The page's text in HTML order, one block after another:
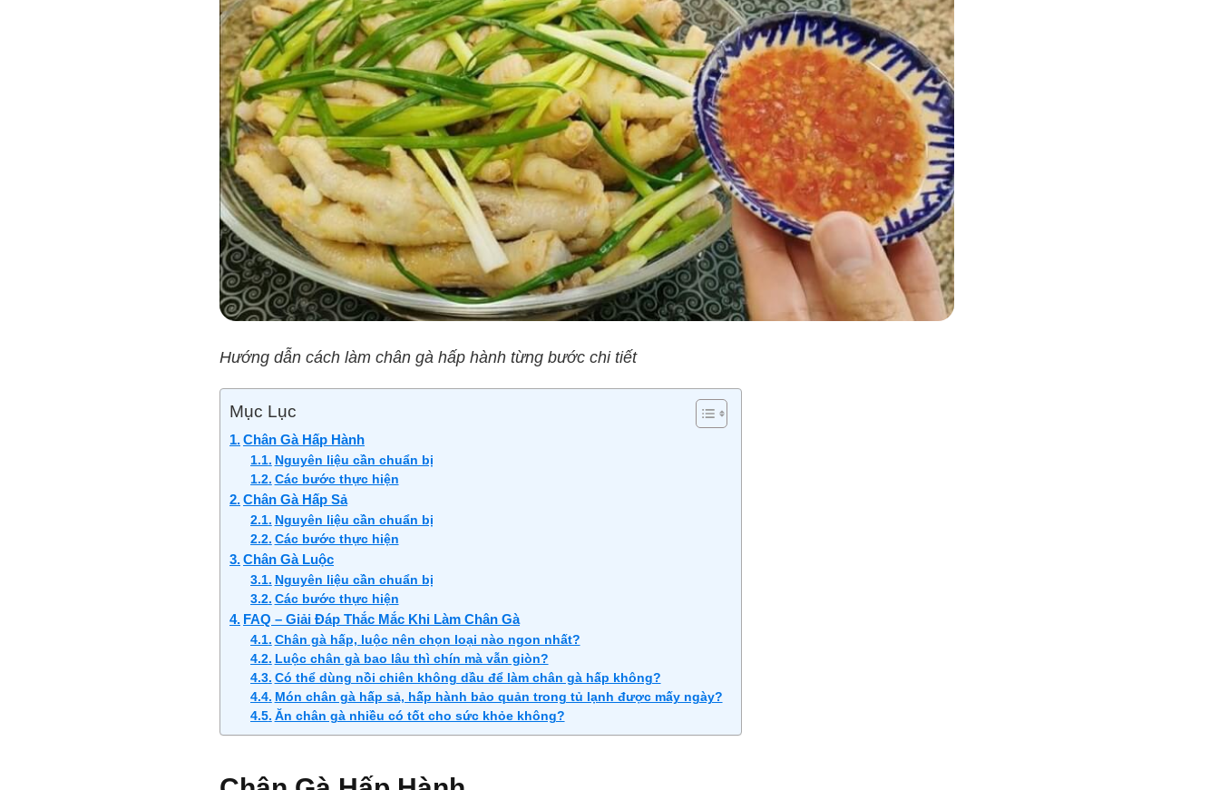
Hướng dẫn cách làm chân gà hấp hành từng bước chi tiết
Mục Lục
Chân Gà Hấp Hành
Nguyên liệu cần chuẩn bị
Các bước thực hiện
Chân Gà Hấp Sả
Nguyên liệu cần chuẩn bị
Các bước thực hiện
Chân Gà Luộc
Nguyên liệu cần chuẩn bị
Các bước thực hiện
FAQ – Giải Đáp Thắc Mắc Khi Làm Chân Gà
Chân gà hấp, luộc nên chọn loại nào ngon nhất?
Luộc chân gà bao lâu thì chín mà vẫn giòn?
Có thể dùng nồi chiên không dầu để làm chân gà hấp không?
Món chân gà hấp sả, hấp hành bảo quản trong tủ lạnh được mấy ngày?
Ăn chân gà nhiều có tốt cho sức khỏe không?